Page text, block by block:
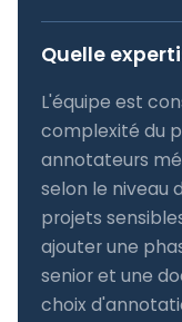
Quelle
L'équipe est
complexité du
annotateurs
selon le niveau
projets
ajouter une
senior et une
choix